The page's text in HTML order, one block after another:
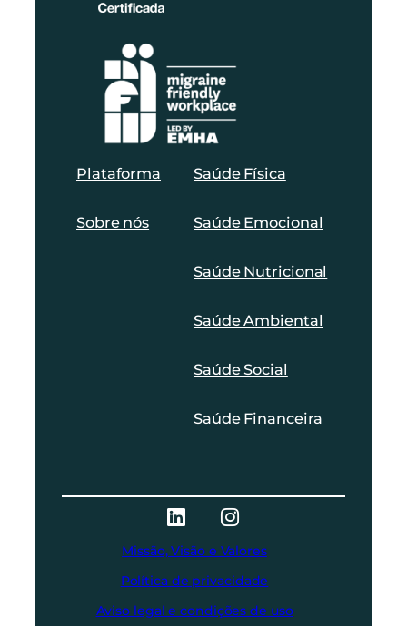
Plataforma
Sobre nós
Saúde Física
Saúde Emocional
Saúde Nutricional
Saúde Ambiental
Saúde Social
Saúde Financeira
Missão, Visão e Valores
Política de privacidade
Aviso legal e condições de uso